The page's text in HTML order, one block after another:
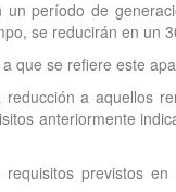
un período de
se reducirán en un
que se refiere este
a aquellos
anteriormente
previstos